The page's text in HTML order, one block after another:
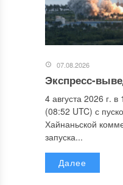
07.08.2026
Экспресс-
4 августа 2026 г.
(08:52 UTC) с
Хайнаньской
запуска...
Далее